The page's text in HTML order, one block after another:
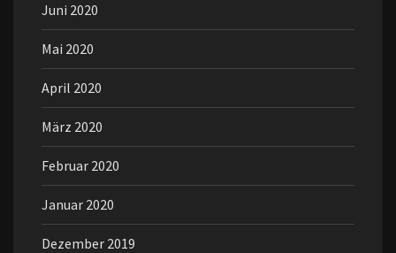
Juni 2020
Mai 2020
April 2020
März 2020
Februar 2020
Januar 2020
Dezember 2019